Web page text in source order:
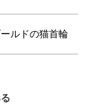
ルドの猫首輪